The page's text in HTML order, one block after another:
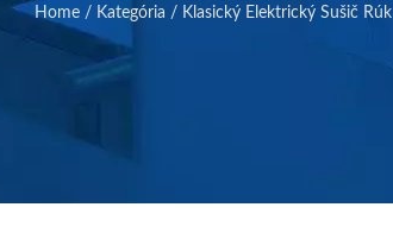
Home / Kategória / Klasický Elektrický Sušič Rúk